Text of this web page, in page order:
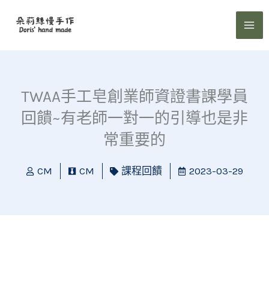
TWAA手工皂創業師資證書課學員
回饋~有老師一對一的引導也是非
常重要的
CM CM 課程回饋 2023-03-29